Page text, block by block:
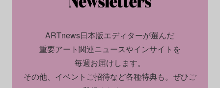
ARTnews日本版エディターが選んだ
重要アート関連ニュースやインサイトを
毎週お届けします。
その他、イベントご招待など各種特典も。ぜひご